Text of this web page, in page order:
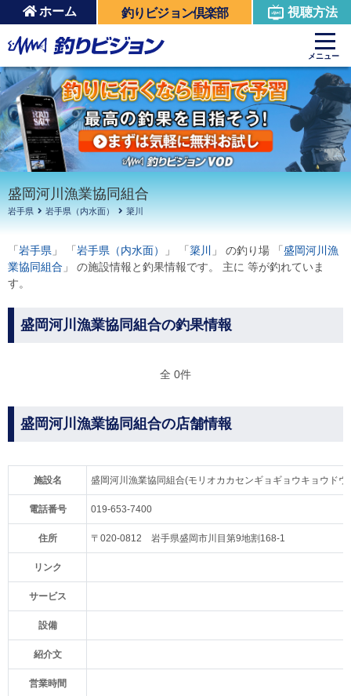
ホーム 釣りビジョン倶楽部 視聴方法
メニュー
盛岡河川漁業協同組合
岩手県 岩手県（内水面） 簗川
「 岩手県 」 「 岩手県（内水面） 」 「 簗川 」 の釣り場 「 盛岡河川漁
業協同組合 」 の施設情報と釣果情報です。 主に 等が釣れていま
す。
盛岡河川漁業協同組合の釣果情報
全 0件
盛岡河川漁業協同組合の店舗情報
施設名 盛岡河川漁業協同組合(モリオカカセンギョギョウキョウドウ
電話番号 019-653-7400
住所 〒020-0812 岩手県盛岡市川目第9地割168-1
リンク
サービス
設備
紹介文
営業時間
周辺の施設を見る